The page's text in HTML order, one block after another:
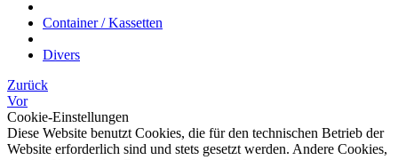
Container / Kassetten
Divers
Zurück
Vor
Cookie-Einstellungen
Diese Website benutzt Cookies, die für den technischen Betrieb der
Website erforderlich sind und stets gesetzt werden. Andere Cookies,